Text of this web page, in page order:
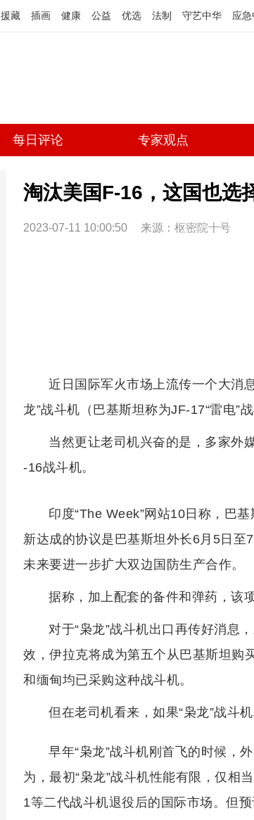
援藏 插画 健康 公益 优选 法制 守艺中华 应急
每日评论 专家观点
淘汰美国F-16，这国也选
2023-07-11 10:00:50 来源： 枢密院十号
近日国际军火市场上流传一个大消
龙”战斗机（巴基斯坦称为JF-17“雷电”
当然更让老司机兴奋的是，多家外
-16战斗机。
印度“The Week”网站10日称，巴
新达成的协议是巴基斯坦外长6月5日至
未来要进一步扩大双边国防生产合作。
据称，加上配套的备件和弹药，该
对于“枭龙”战斗机出口再传好消息
效，伊拉克将成为第五个从巴基斯坦购
和缅甸均已采购这种战斗机。
但在老司机看来，如果“枭龙”战斗
早年“枭龙”战斗机刚首飞的时候，
为，最初“枭龙”战斗机性能有限，仅相
1等二代战斗机退役后的国际市场。但